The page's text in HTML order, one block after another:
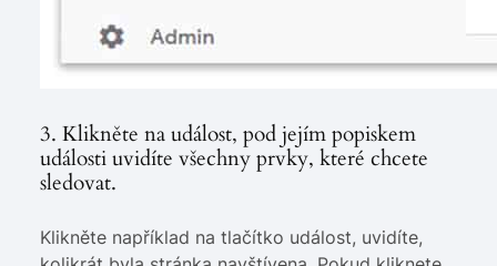
3. Klikněte na událost, pod jejím popiskem
události uvidíte všechny prvky, které chcete
sledovat.
Klikněte například na tlačítko událost, uvidíte,